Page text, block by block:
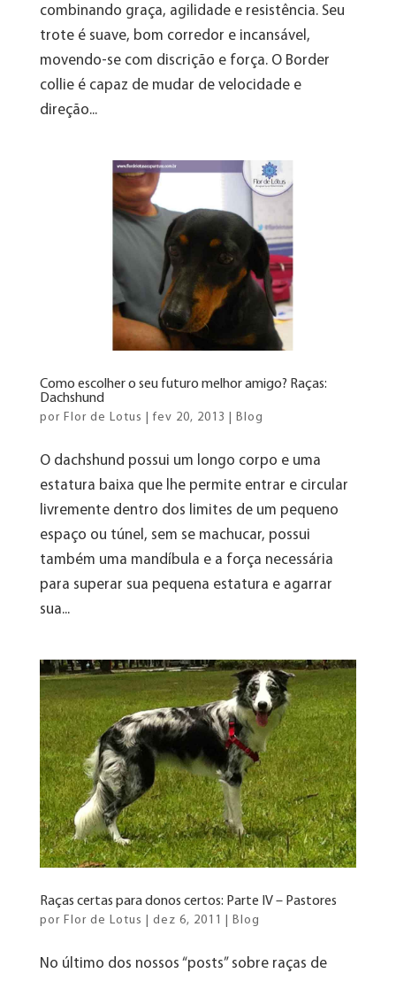
combinando graça, agilidade e resistência. Seu
trote é suave, bom corredor e incansável,
movendo-se com discrição e força. O Border
collie é capaz de mudar de velocidade e
direção...
Como escolher o seu futuro melhor amigo? Raças:
Dachshund
por Flor de Lotus fev 20, 2013 Blog
O dachshund possui um longo corpo e uma
estatura baixa que lhe permite entrar e circular
livremente dentro dos limites de um pequeno
espaço ou túnel, sem se machucar, possui
também uma mandíbula e a força necessária
para superar sua pequena estatura e agarrar
sua...
Raças certas para donos certos: Parte IV – Pastores
por Flor de Lotus dez 6, 2011 Blog
No último dos nossos “posts” sobre raças de